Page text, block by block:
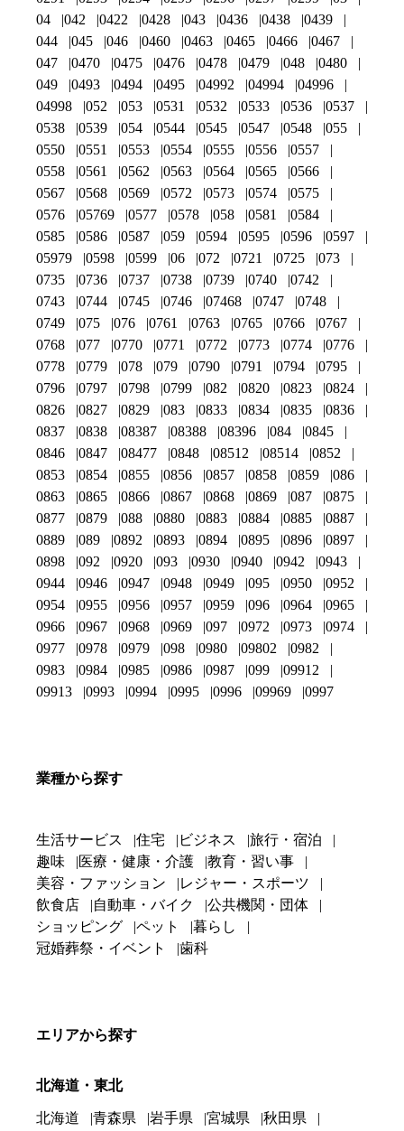
04
042 0422 0428 043 0436 0438
0439
044
045 046 0460 0463 0465 0466
0467
047
0470 0475 0476 0478 0479 048
0480
049
0493 0494 0495 04992 04994
04996
04998
052 053 0531 0532 0533 0536
0537
0538
0539 054 0544 0545 0547 0548
055
0550
0551 0553 0554 0555 0556
0557
0558
0561 0562 0563 0564 0565
0566
0567
0568 0569 0572 0573 0574
0575
0576
05769 0577 0578 058 0581
0584
0585
0586 0587 059 0594 0595 0596
0597
05979
0598 0599 06 072 0721 0725
073
0735
0736 0737 0738 0739 0740
0742
0743
0744 0745 0746 07468 0747
0748
0749
075 076 0761 0763 0765 0766
0767
0768
077 0770 0771 0772 0773 0774
0776
0778
0779 078 079 0790 0791 0794
0795
0796
0797 0798 0799 082 0820 0823
0824
0826
0827 0829 083 0833 0834 0835
0836
0837
0838 08387 08388 08396 084
0845
0846
0847 08477 0848 08512 08514
0852
0853
0854 0855 0856 0857 0858 0859
086
0863
0865 0866 0867 0868 0869 087
0875
0877
0879 088 0880 0883 0884 0885
0887
0889
089 0892 0893 0894 0895 0896
0897
0898
092 0920 093 0930 0940 0942
0943
0944
0946 0947 0948 0949 095 0950
0952
0954
0955 0956 0957 0959 096 0964
0965
0966
0967 0968 0969 097 0972 0973
0974
0977
0978 0979 098 0980 09802
0982
0983
0984 0985 0986 0987 099
09912
09913
0993 0994 0995 0996 09969 0997
業種から探す
生活サービス 住宅 ビジネス
旅行・宿泊
趣味
医療・健康・介護
教育・習い事
美容・ファッション
レジャー・スポーツ
飲食店
自動車・バイク
公共機関・団体
ショッピング
ペット
暮らし
冠婚葬祭・イベント
歯科
エリアから探す
北海道・東北
北海道 青森県 岩手県 宮城県
秋田県